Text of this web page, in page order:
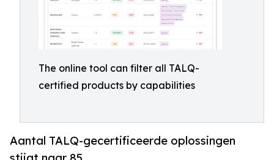
The online tool can filter all TALQ-
certified products by capabilities
Aantal TALQ-gecertificeerde oplossingen